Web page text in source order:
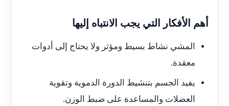
أهم الأفكار التي يجب الانتباه إليها
المشي نشاط بسيط ومؤثر ولا يحتاج إلى أدوات
معقدة.
يفيد الجسم بتنشيط الدورة الدموية وتقوية
العضلات والمساعدة على ضبط الوزن.